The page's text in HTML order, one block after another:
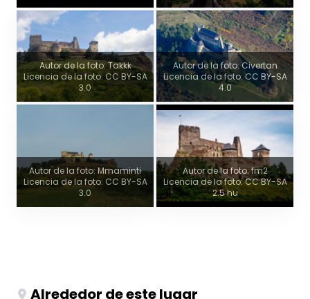
Autor de la foto: Takkk
Licencia de la foto: CC BY-SA
3.0
Autor de la foto: Civertan
Licencia de la foto: CC BY-SA
4.0
Autor de la foto: Mmaminti
Licencia de la foto: CC BY-SA
3.0
Autor de la foto: fm2
Licencia de la foto: CC BY-SA
2.5 hu
Alrededor de este lugar